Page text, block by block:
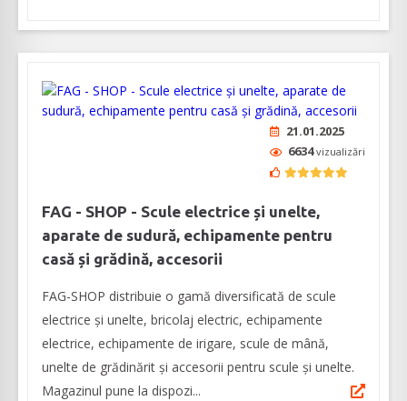
21.01.2025
6634vizualizări
FAG - SHOP - Scule electrice și unelte,
aparate de sudură, echipamente pentru
casă și grădină, accesorii
FAG-SHOP distribuie o gamă diversificată de scule
electrice și unelte, bricolaj electric, echipamente
electrice, echipamente de irigare, scule de mână,
unelte de grădinărit și accesorii pentru scule și unelte.
Magazinul pune la dispozi...